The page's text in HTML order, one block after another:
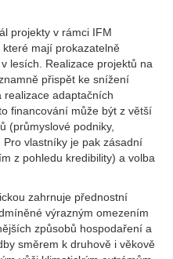
projekty v rámci IFM
mají prokazatelně
lesích. Realizace projektů na
přispět ke snížení
realizace adaptačních
financování může být z větší
(průmyslové podniky,
vlastníky je pak zásadní
z pohledu kredibility) a volba
zahrnuje přednostní
výrazným omezením
způsobů hospodaření a
směrem k druhově i věkově